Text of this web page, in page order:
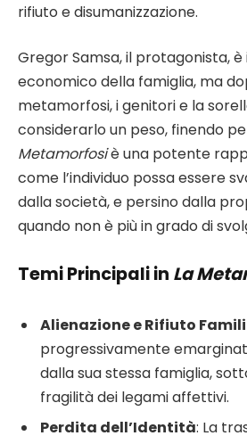
rifiuto e disumanizzazione.
Gregor Samsa, il protagonista, è
economico della famiglia, ma
metamorfosi, i genitori e la
considerarlo un peso, finendo
Metamorfosiè una potente
come l’individuo possa essere
dalla società, e persino dalla
quando non è più in grado di
Temi Principali in La
Alienazione e Rifiuto
progressivamente
dalla sua stessa famiglia,
fragilità dei legami affettivi.
Perdita dell’Identità: La